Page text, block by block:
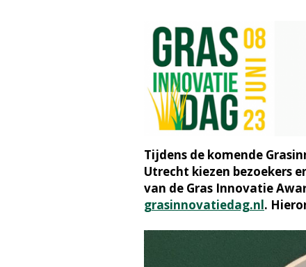
Tijdens de komende
Utrecht kiezen bezoekers
van de Gras Innovatie
grasinnovatiedag.nl.